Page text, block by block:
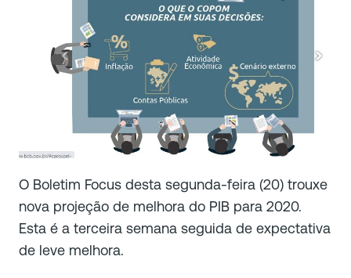
O Boletim Focus desta segunda-feira (20) trouxe
nova projeção de melhora do PIB para 2020.
Esta é a terceira semana seguida de expectativa
de leve melhora.